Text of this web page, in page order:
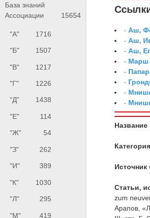
База знаний
Ассоциации
15654
"А" 1716
"Б" 1507
"В" 1217
"Г" 1226
"Д" 1438
"Е" 114
"Ж" 54
"З" 262
"И" 389
"К" 1030
"Л" 295
"М" 419
-Аш,
-Аш,
-Аш,
- Марш
-
-
-
-
Название
Источник
Статьи,
zum
Арапов,